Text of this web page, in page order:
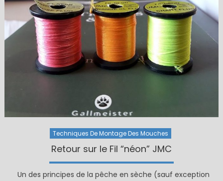
Techniques De Montage Des Mouches
Retour sur le Fil “néon” JMC
Un des principes de la pêche en sèche (sauf exception